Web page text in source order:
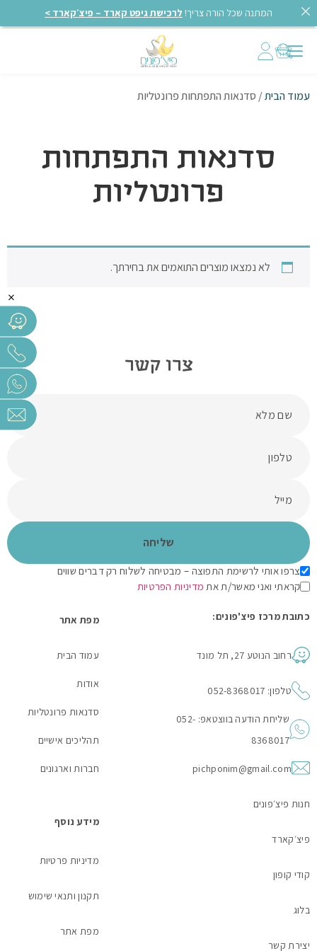
המתנה שכל הורה צריך! לרכישת גיפט קארד – פיצ׳קארד >
עמוד הבית/ סדנאות התפתחות פרונטליות
סדנאות התפתחות
פרונטליות
לא נמצאו מוצרים התואמים את בחירתך.
×
צרו קשר
צרפו אותי לרשימת התפוצה – מבטיחה לשלוח רק דברים שווים
קראתי ואני מאשר/ת את מדיניות הפרטיות
כתובת מרכז פיצ'פונים:
רחוב הנוטע 27, תל מונד
טלפון: 052-8368017
שליחת הודעה בווצטאפ: 052-
8368017
pichponim@gmail.com
מפת אתר
עמוד הבית
אודות
סדנאות פרונטליות
תהליכים אישיים
חברות וארגונים
חנות פיצ׳פונים
פיצ׳קארד
קודי קופון
בלוג
יצירת קשר
מידע נוסף
מדיניות פרטיות
תקנון ותנאי שימוש
מפת אתר